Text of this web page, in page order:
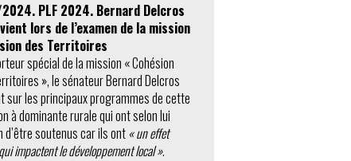
PLF 2024. Bernard Delcros
lors de l’examen de la mission
des Territoires
spécial de la mission « Cohésion
», le sénateur Bernard Delcros
sur les principaux programmes de cette
à dominante rurale qui ont selon lui
d’être soutenus car ils ont « un effet
impactent le développement local ».